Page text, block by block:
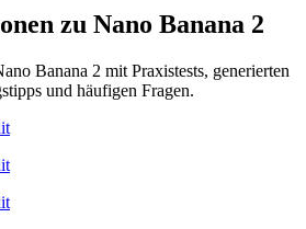
zu Nano Banana 2
Banana 2 mit Praxistests, generierten
und häufigen Fragen.